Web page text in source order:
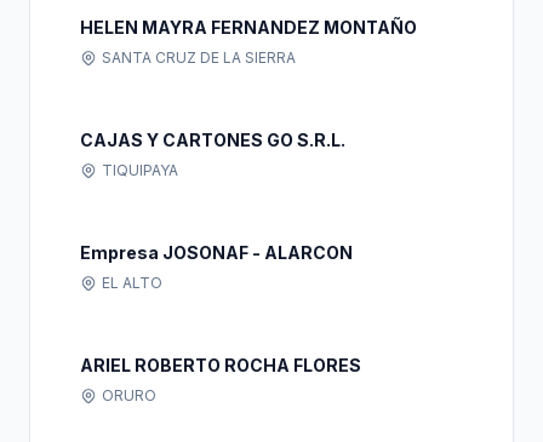
HELEN MAYRA FERNANDEZ MONTAÑO
SANTA CRUZ DE LA SIERRA
CAJAS Y CARTONES GO S.R.L.
TIQUIPAYA
Empresa JOSONAF - ALARCON
EL ALTO
ARIEL ROBERTO ROCHA FLORES
ORURO